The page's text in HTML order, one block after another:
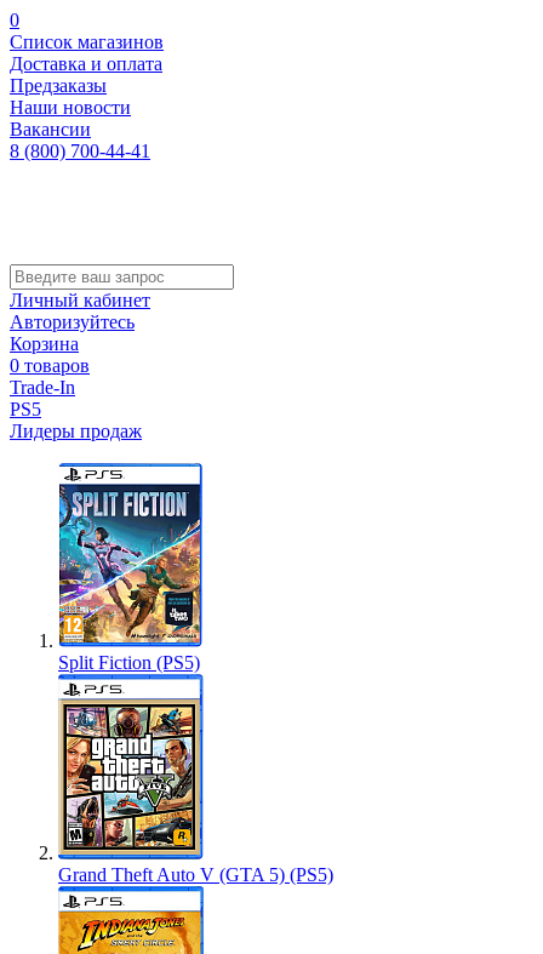
0
Список магазинов
Доставка и оплата
Предзаказы
Наши новости
Вакансии
8 (800) 700-44-41
Личный кабинет
Авторизуйтесь
Корзина
0 товаров
Trade-In
PS5
Лидеры продаж
Split Fiction (PS5)
Grand Theft Auto V (GTA 5) (PS5)